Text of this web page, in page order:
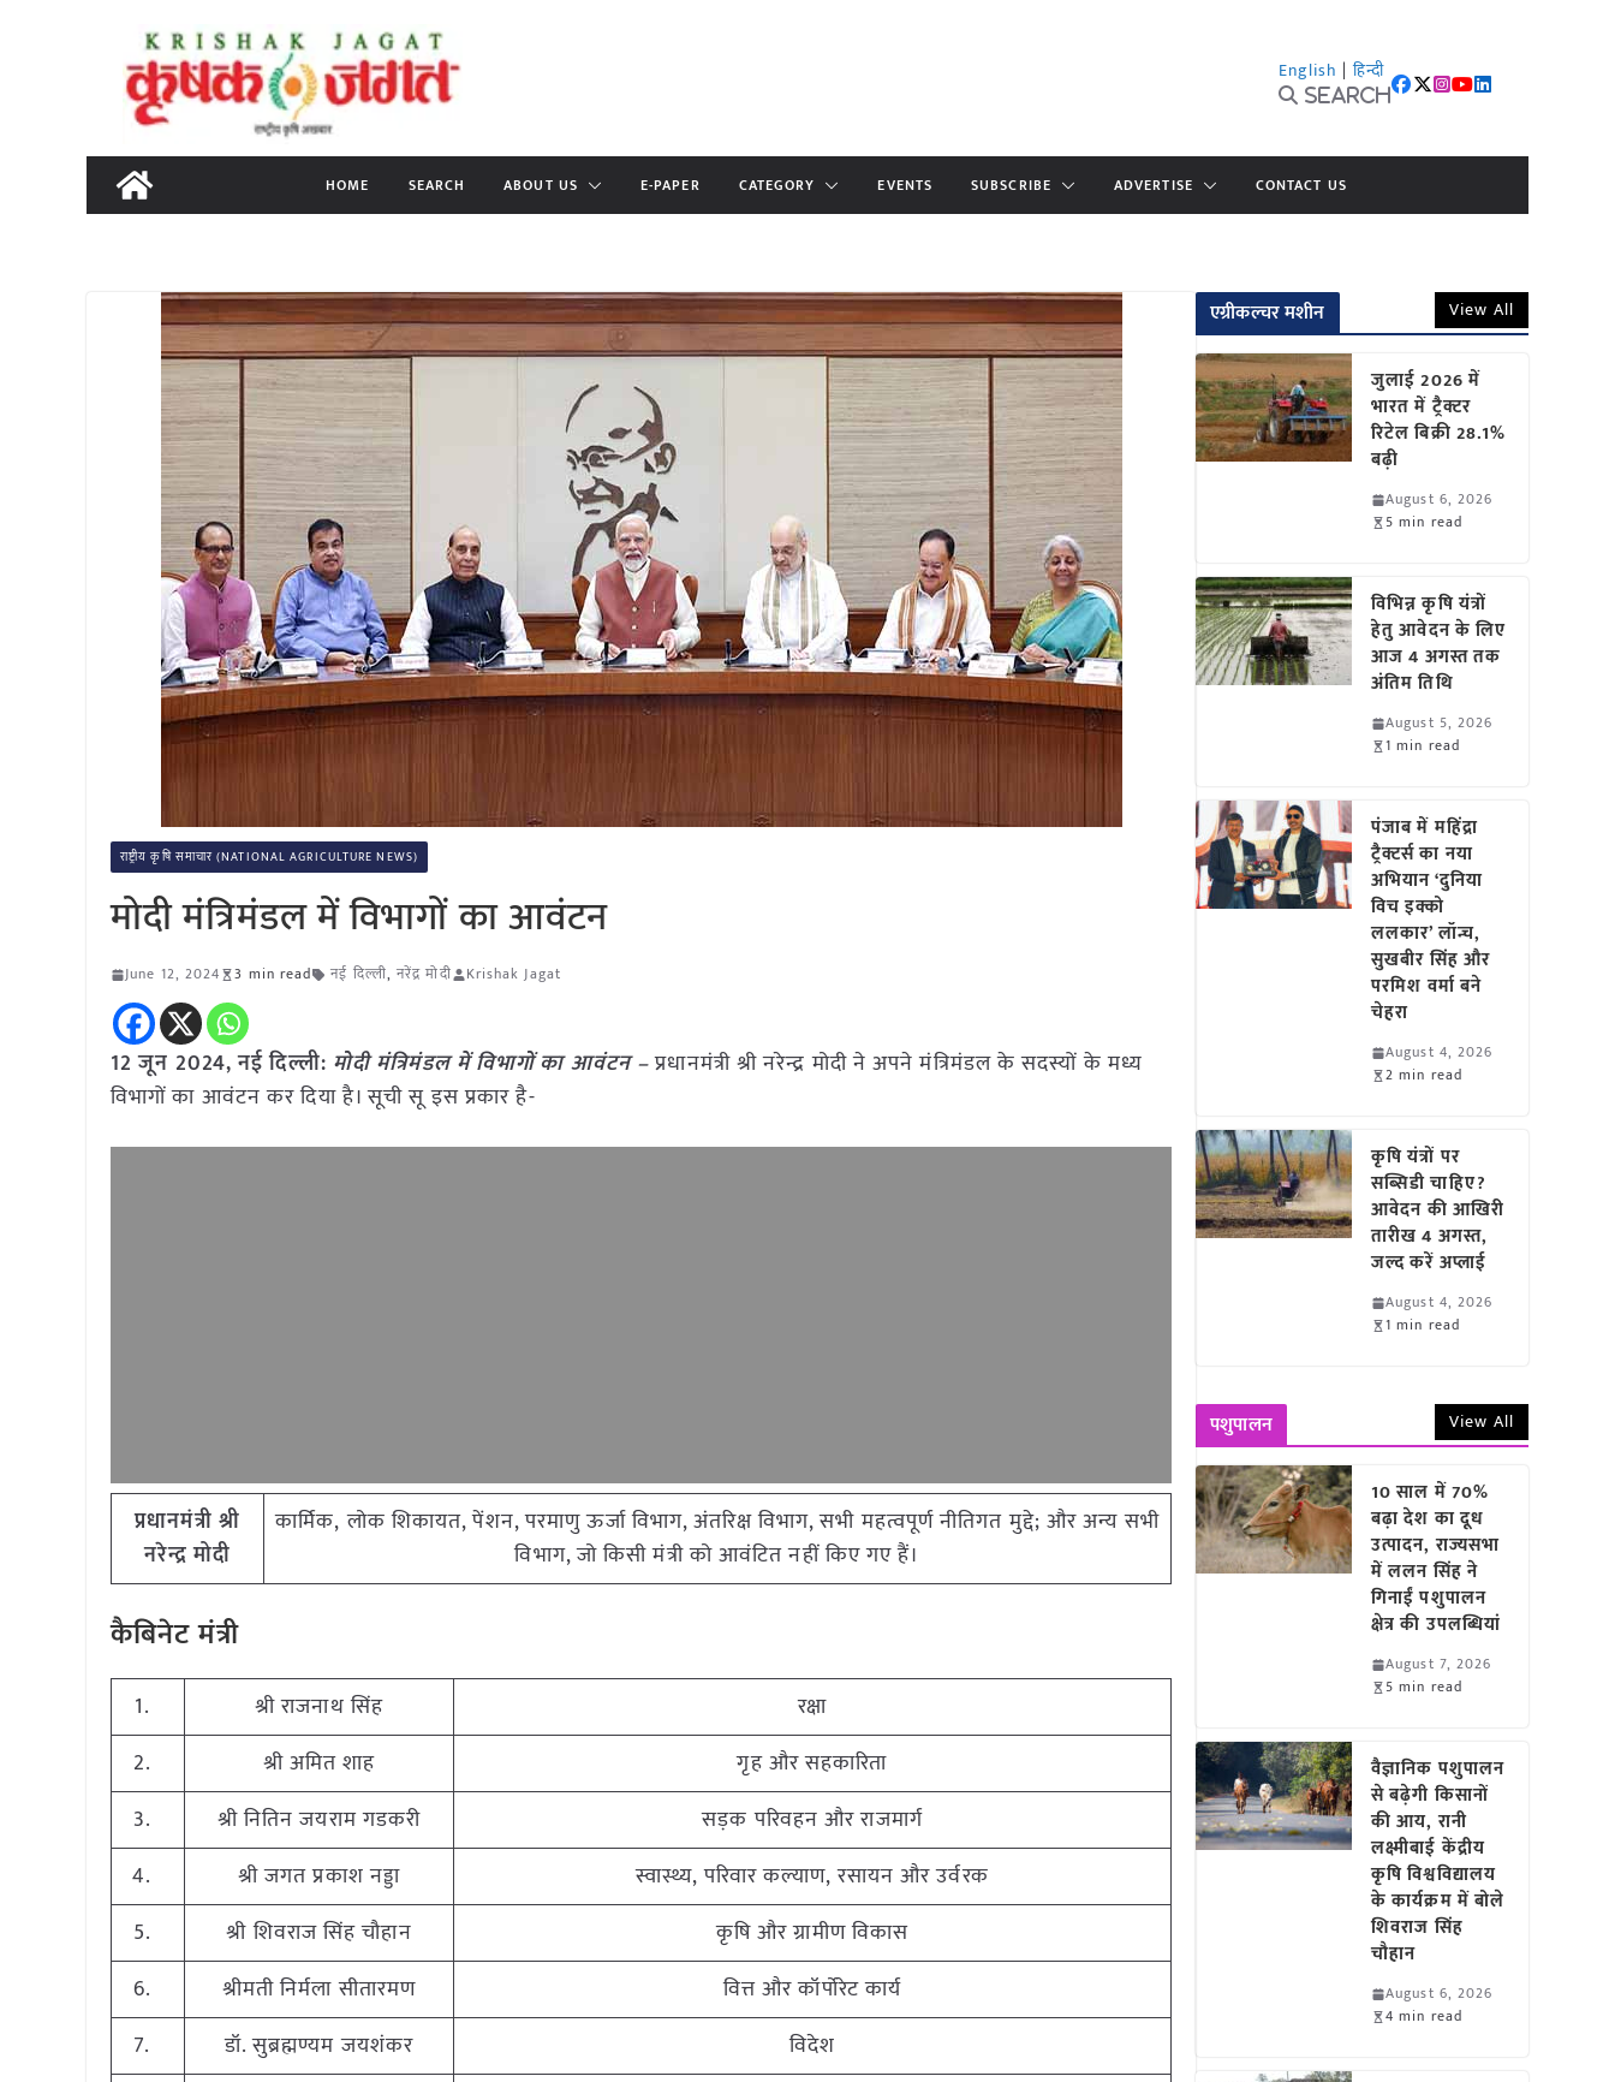
content
English | हिन्दी
Search
HOME SEARCH ABOUT US E-PAPER CATEGORY EVENTS SUBSCRIBE ADVERTISE CONTACT US
राष्ट्रीय कृषि समाचार (NATIONAL AGRICULTURE NEWS)
मोदी मंत्रिमंडल में विभागों का आवंटन
June 12, 2024 3 min read नई दिल्ली,नरेंद्र मोदी Krishak Jagat
12 जून 2024, नई दिल्ली: मोदी मंत्रिमंडल में विभागों का आवंटन –प्रधानमंत्री श्री नरेन्द्र मोदी ने अपने मंत्रिमंडल के सदस्यों के मध्य
विभागों का आवंटन कर दिया है। सूची सू इस प्रकार है-
प्रधानमंत्री श्री
नरेन्द्र मोदी
कार्मिक, लोक शिकायत, पेंशन, परमाणु ऊर्जा विभाग, अंतरिक्ष विभाग, सभी महत्वपूर्ण नीतिगत मुद्दे; और अन्य सभी
विभाग, जो किसी मंत्री को आवंटित नहीं किए गए हैं।
कैबिनेट मंत्री
1. श्री राजनाथ सिंह
रक्षा
2.
श्री अमित शाह
गृह और सहकारिता
3.
श्री नितिन जयराम गडकरी
सड़क परिवहन और राजमार्ग
4.
श्री जगत प्रकाश नड्डा
स्वास्थ्य, परिवार कल्याण, रसायन और उर्वरक
5.
श्री शिवराज सिंह चौहान
कृषि और ग्रामीण विकास
6.
श्रीमती निर्मला सीतारमण
वित्त और कॉर्पोरेट कार्य
7.
डॉ. सुब्रह्मण्यम जयशंकर
विदेश
एग्रीकल्चर मशीन View All
जुलाई 2026 में
भारत में ट्रैक्टर
रिटेल बिक्री 28.1%
बढ़ी
August 6, 2026
5 min read
विभिन्न कृषि यंत्रों
हेतु आवेदन के लिए
आज 4 अगस्त तक
अंतिम तिथि
August 5, 2026
1 min read
पंजाब में महिंद्रा
ट्रैक्टर्स का नया
अभियान ‘दुनिया
विच इक्को
ललकार’ लॉन्च,
सुखबीर सिंह और
परमिश वर्मा बने
चेहरा
August 4, 2026
2 min read
कृषि यंत्रों पर
सब्सिडी चाहिए?
आवेदन की आखिरी
तारीख 4 अगस्त,
जल्द करें अप्लाई
August 4, 2026
1 min read
पशुपालन View All
10 साल में 70%
बढ़ा देश का दूध
उत्पादन, राज्यसभा
में ललन सिंह ने
गिनाईं पशुपालन
क्षेत्र की उपलब्धियां
August 7, 2026
5 min read
वैज्ञानिक पशुपालन
से बढ़ेगी किसानों
की आय, रानी
लक्ष्मीबाई केंद्रीय
कृषि विश्वविद्यालय
के कार्यक्रम में बोले
शिवराज सिंह
चौहान
August 6, 2026
4 min read